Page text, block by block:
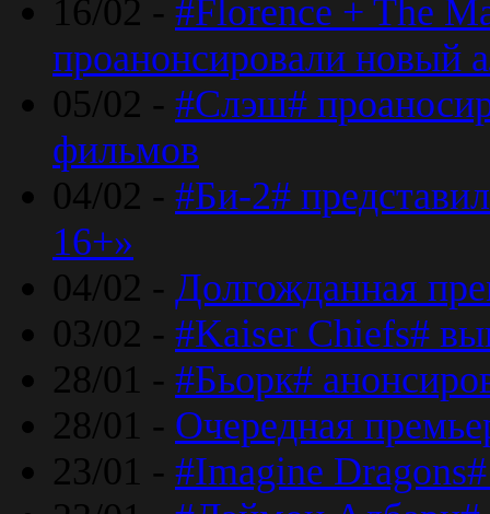
16/02 - #Florence + The
проанонсировали новый
05/02 - #Слэш#
фильмов
04/02 - #Би-2#
16+»
04/02 - Долгожданная
03/02 - #Kaiser Chiefs#
28/01 - #Бьорк#
28/01 - Очередная
23/01 - #Imagine